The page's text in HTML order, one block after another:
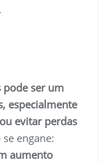
pode ser um
especialmente
evitar perdas
engane:
aumento